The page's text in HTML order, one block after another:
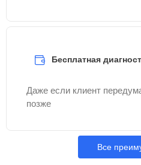
Бесплатная
Даже если клиент
позже
Все